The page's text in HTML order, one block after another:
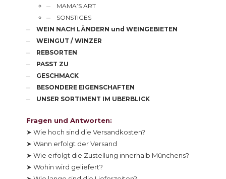
MAMA’S ART
SONSTIGES
WEIN NACH LÄNDERN und WEINGEBIETEN
WEINGUT / WINZER
REBSORTEN
PASST ZU
GESCHMACK
BESONDERE EIGENSCHAFTEN
UNSER SORTIMENT IM UBERBLICK
Fragen und Antworten:
➤ Wie hoch sind die Versandkosten?
➤ Wann erfolgt der Versand
➤ Wie erfolgt die Zustellung innerhalb Münchens?
➤ Wohin wird geliefert?